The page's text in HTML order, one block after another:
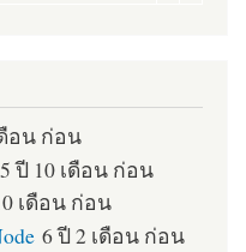
อน ก่อน
5 ปี 10 เดือน ก่อน
เดือน ก่อน
6 ปี 2 เดือน ก่อน